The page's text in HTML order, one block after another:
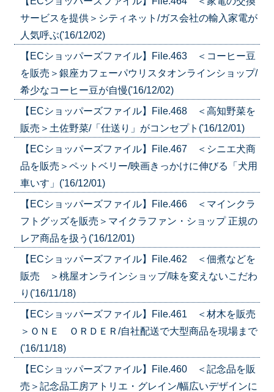
サービスを提供＞シティネット/ガス会社の輸入家電が
人気呼ぶ('16/12/02)
【ECショッパーズファイル】File.463 ＜コーヒー豆
を販売＞銀座カフェーパウリスタオンラインショップ/
希少なコーヒー豆が自慢('16/12/02)
【ECショッパーズファイル】File.468 ＜高知野菜を
販売＞土佐野菜/「仕送り」がコンセプト('16/12/01)
【ECショッパーズファイル】File.467 ＜シニエ犬商
品を販売＞ペットベリー/映画きっかけに伸びる「犬用
車いす」('16/12/01)
【ECショッパーズファイル】File.466 ＜マインクラ
フトグッズを販売＞マイクラファン・ショップ 正規の
レア商品を扱う('16/12/01)
【ECショッパーズファイル】File.462 ＜佃煮などを
販売 ＞桃屋オンラインショップ/味を変えないこだわ
り('16/11/18)
【ECショッパーズファイル】File.461 ＜材木を販売
＞ＯＮＥ ＯＲＤＥＲ/自社配送で大型商品を現場まで
('16/11/18)
【ECショッパーズファイル】File.460 ＜記念品を販
売＞記念品工房アトリエ・グレイン/幅広いデザインに